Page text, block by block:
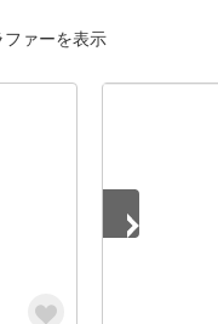
ファーを表示